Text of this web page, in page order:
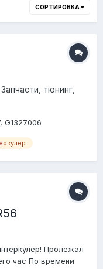
СОРТИРОВКА
Запчасти, тюнинг,
G1327006
Пролежал
час По времени